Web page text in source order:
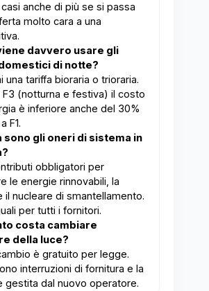
anche di più se si passa
molto cara a una
davvero usare gli
di notte?
una tariffa bioraria o trioraria.
F3 (notturna e festiva) il costo
è inferiore anche del 30%
F1.
sono gli oneri di sistema in
obbligatori per
le energie rinnovabili, la
il nucleare di smantellamento.
per tutti i fornitori.
costa cambiare
della luce?
è gratuito per legge.
interruzioni di fornitura e la
gestita dal nuovo operatore.